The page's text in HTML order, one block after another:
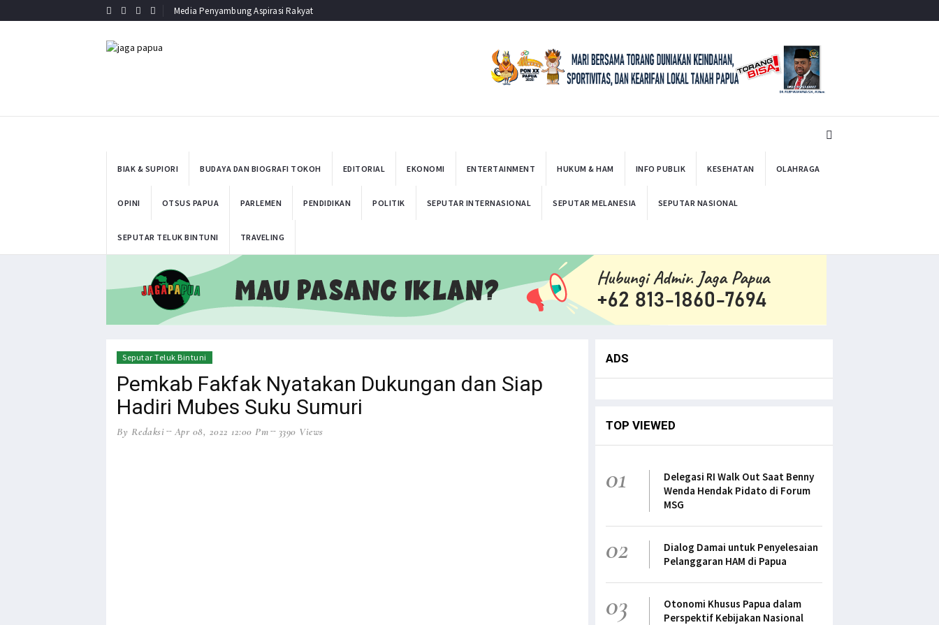
Media Penyambung Aspirasi Rakyat
BIAK & SUPIORI BUDAYA DAN BIOGRAFI TOKOH EDITORIAL EKONOMI ENTERTAINMENT HUKUM & HAM INFO PUBLIK KESEHATAN OLAHRAGA
OPINI OTSUS PAPUA PARLEMEN PENDIDIKAN POLITIK SEPUTAR INTERNASIONAL SEPUTAR MELANESIA SEPUTAR NASIONAL
SEPUTAR TELUK BINTUNI TRAVELING
HEADLINENEWS
Seputar Teluk Bintuni
Pemkab Fakfak Nyatakan Dukungan dan Siap
Hadiri Mubes Suku Sumuri
By Redaksi Apr 08, 2022 12:00 Pm 3390 Views
ADS
TOP VIEWED
01
Delegasi RI Walk Out Saat Benny
Wenda Hendak Pidato di Forum
MSG
02
Dialog Damai untuk Penyelesaian
Pelanggaran HAM di Papua
03
Otonomi Khusus Papua dalam
Perspektif Kebijakan Nasional